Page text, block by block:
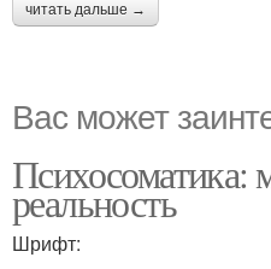
читать дальше →
Вас может
реальность
Шрифт: